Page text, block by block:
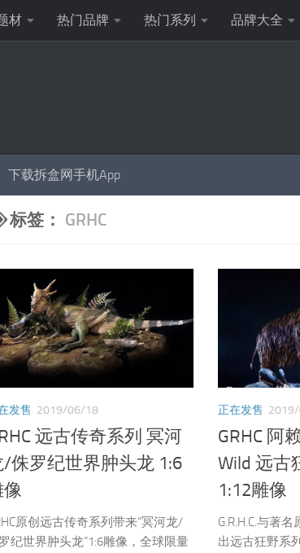
材 热门品牌 热门系列 品牌大全
下载拆盒网手机App
标签： GRHC
发售 2019/06/18
远古传奇系列 冥河
/侏罗纪世界肿头龙 1:6
像
原创远古传奇系列带来“冥河龙/
纪世界肿头龙”1:6雕像，全球限量
正在发售
GRHC 阿
Wild 远古
1:12雕像
G.R.H.C.与著
出远古狂野系